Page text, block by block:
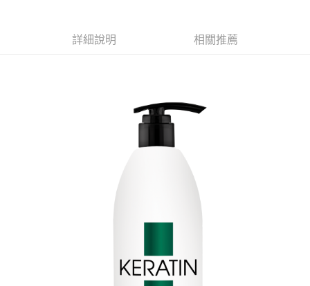
易，需依本服務之必要範圍內提供個人資料，並將交易相關給付款項請求債
權轉讓予恩沛科技股份有限公司。
４．使用「AFTEE先享後付」時，將依據個別帳號之用戶狀況，依本公司即
時審查核予不同之上限額度；若仍有額度不足之情形，本公司將視審查結果
恩沛科技股份有限公司將有權停止該用戶之使用額度並採取法律行動。
付款後7-11取貨
每筆NT$100，滿NT$790(含以上)免運費
詳細說明 相關推薦